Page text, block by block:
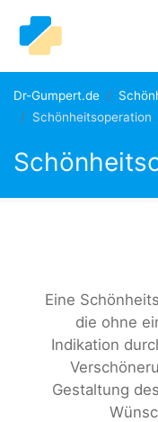
Dr-Gumpert.de
Schönheitsoperation
Eine
die ohne
Indikation
Gestaltung